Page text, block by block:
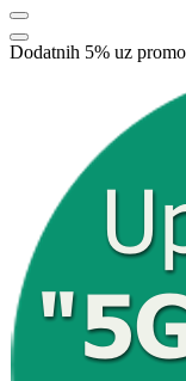
Dodatnih 5% uz